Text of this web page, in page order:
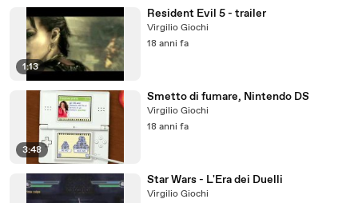
1:13
Resident Evil 5 - trailer
Virgilio Giochi
18 anni fa
3:48
Smetto di fumare, Nintendo DS
Virgilio Giochi
18 anni fa
Star Wars - L'Era dei Duelli
Virgilio Giochi